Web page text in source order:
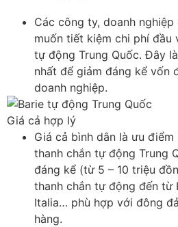
Các công ty, doanh
muốn tiết kiệm chi phí đầu
tự động Trung Quốc. Đây
nhất để giảm đáng kể vốn
doanh nghiệp.
Giá cả hợp lý
Giá cả bình dân là ưu
thanh chắn tự động Trung
đáng kể (từ 5 – 10 triệu
thanh chắn tự động đến từ
Italia… phù hợp với đông
hàng.